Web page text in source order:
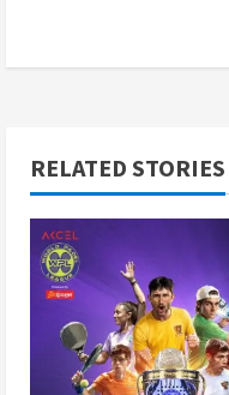
RELATED STORIES